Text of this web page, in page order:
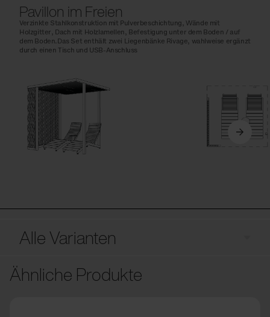
Pavillon im Freien
Verzinkte Stahlkonstruktion mit Pulverbeschichtung, Wände mit
Holzgitter, Dach mit Holzlamellen, Befestigung unter dem Boden / auf
dem Boden.Das Set enthält zwei Liegenbänke Rivage, wahlweise ergänzt
durch einen Tisch und USB-Anschluss
Alle Varianten
Ähnliche Produkte